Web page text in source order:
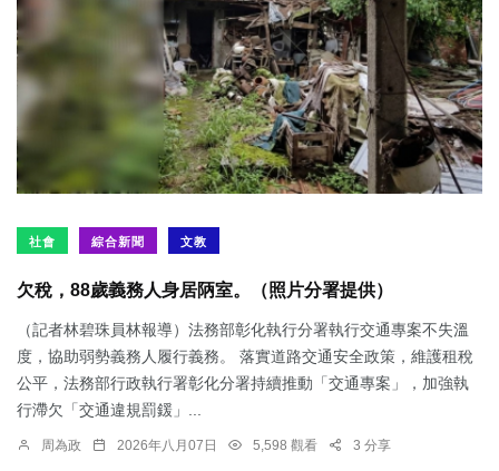
社會 綜合新聞 文教
欠稅，88歲義務人身居陃室。（照片分署提供）
（記者林碧珠員林報導）法務部彰化執行分署執行交通專案不失溫
度，協助弱勢義務人履行義務。 落實道路交通安全政策，維護租稅
公平，法務部行政執行署彰化分署持續推動「交通專案」，加強執
行滯欠「交通違規罰鍰」...
周為政 2026年八月07日 5,598 觀看 3 分享